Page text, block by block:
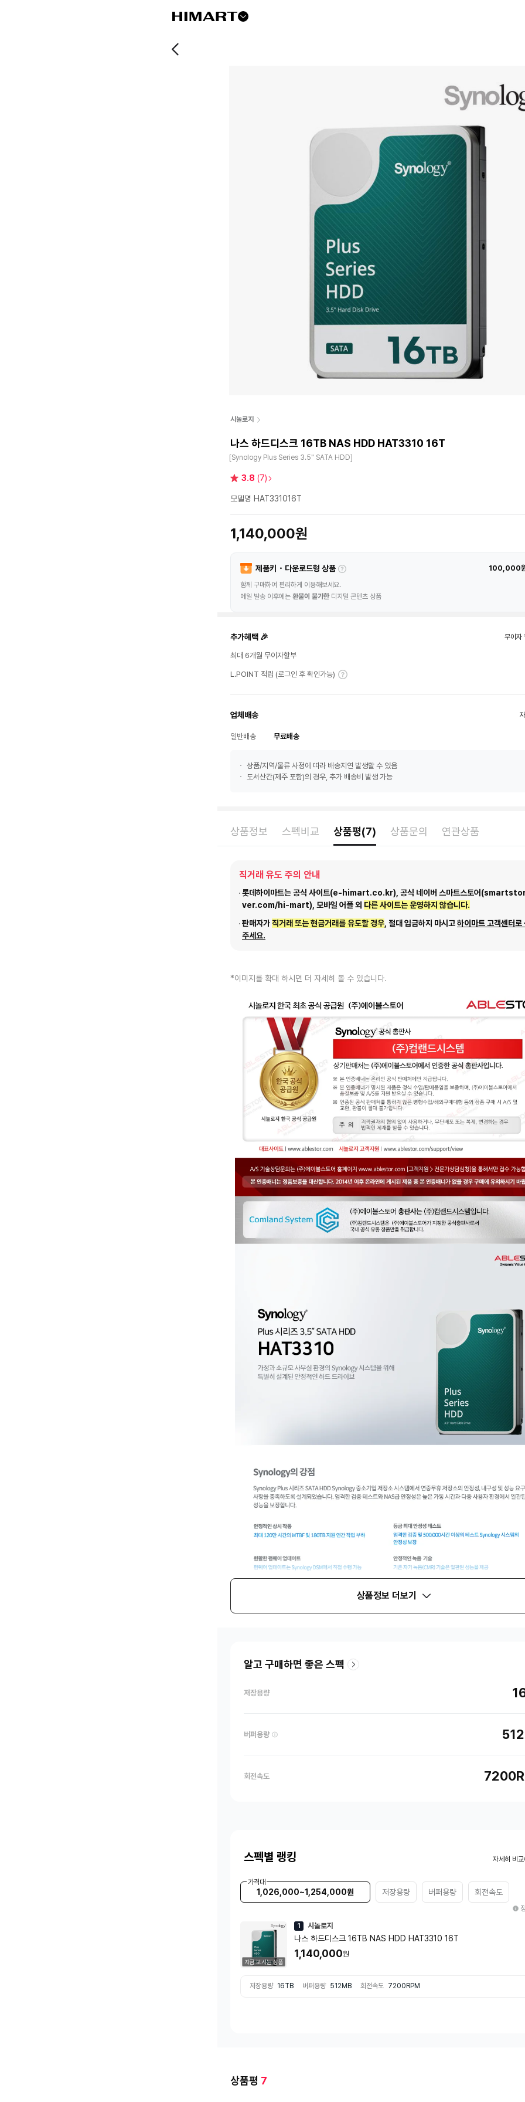
시놀로지
나스 하드디스크 16TB NAS HDD HAT3310 16T
[Synology Plus Series 3.5" SATA HDD]
별 3.8 (7)
모델명 HAT331016T
1,140,000원
제품키・다운로드형 상품 100,000
함께 구매하여 편리하게 이용해보세요.
메일 발송 이후에는 환불이 불가한디지털 콘텐츠 상품
추가혜택 🎉 무이자
최대 6개월 무이자할부
L.POINT 적립 (로그인 후 확인가능)
업체배송
일반배송 무료배송
상품/지역/물류 사정에 따라 배송지연 발생할 수 있음
도서산간(제주 포함)의 경우, 추가 배송비 발생 가능
상품정보 스펙비교 상품평(7) 상품문의 연관상품
직거래 유도 주의 안내
롯데하이마트는 공식 사이트(e-himart.co.kr), 공식 네이버 스마트스토어
ver.com/hi-mart), 모바일 어플 외 다른 사이트는 운영하지 않습니다.
판매자가직거래 또는 현금거래를 유도할 경우 , 절대 입금하지 마시고하이마트 고객센터로
주세요.
*이미지를 확대 하시면 더 자세히 볼 수 있습니다.
상품정보 더보기
알고 구매하면 좋은 스펙
저장용량
버퍼용량
회전속도
스펙별 랭킹 자세히 비교
가격대
1,026,000~1,254,000원 저장용량 버퍼용량 회전속도
지금 보시는 상품
1 시놀로지
나스 하드디스크 16TB NAS HDD HAT3310 16T
1,140,000원
저장용량 16TB 버퍼용량 512MB 회전속도 7200RPM
상품평 7